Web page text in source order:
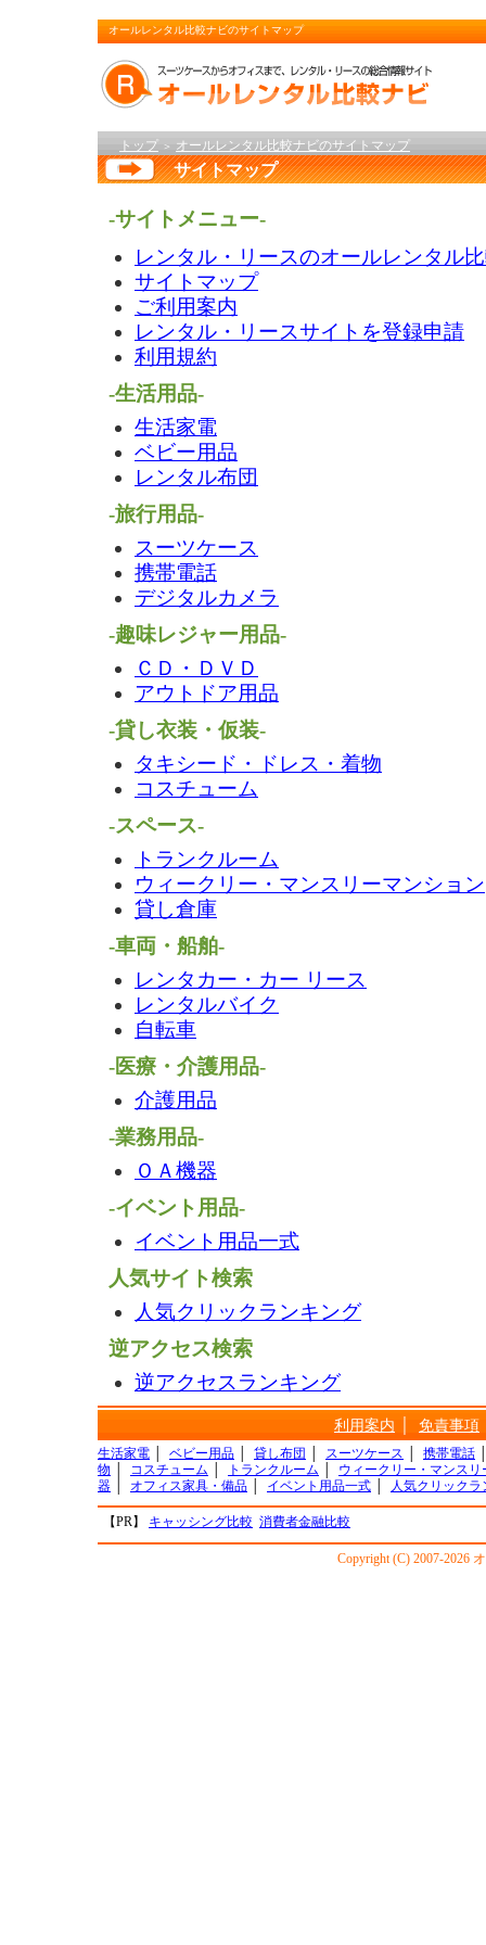
オールレンタル比較ナビのサイトマップ
トップ ＞ オールレンタル比較ナビのサイトマップ
サイトマップ
-サイトメニュー-
レンタル・リースのオールレンタル
サイトマップ
ご利用案内
レンタル・リースサイトを登録申請
利用規約
-生活用品-
生活家電
ベビー用品
レンタル布団
-旅行用品-
スーツケース
携帯電話
デジタルカメラ
-趣味レジャー用品-
ＣＤ・ＤＶＤ
アウトドア用品
-貸し衣装・仮装-
タキシード・ドレス・着物
コスチューム
-スペース-
トランクルーム
ウィークリー・マンスリーマンション
貸し倉庫
-車両・船舶-
レンタカー・カー リース
レンタルバイク
自転車
-医療・介護用品-
介護用品
-業務用品-
ＯＡ機器
-イベント用品-
イベント用品一式
人気サイト検索
人気クリックランキング
逆アクセス検索
逆アクセスランキング
利用案内 免責事項
生活家電 ベビー用品 貸し布団 スーツケース 携帯電話
物
コスチューム トランクルーム
ウィークリー・マンスリ
器
オフィス家具・備品 イベント用品一式 人気クリックラ
【PR】 キャッシング比較 消費者金融比較
Copyright (C) 2007-2026